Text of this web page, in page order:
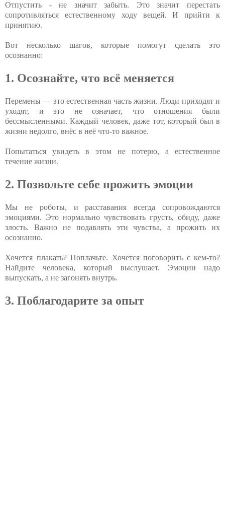
Отпустить - не значит забыть. Это значит перестать
сопротивляться естественному ходу вещей. И прийти к
принятию.
Вот несколько шагов, которые помогут сделать это
осознанно:
1. Осознайте, что всё меняется
Перемены — это естественная часть жизни. Люди приходят и
уходят, и это не означает, что отношения были
бессмысленными. Каждый человек, даже тот, который был в
жизни недолго, внёс в неё что-то важное.
Попытаться увидеть в этом не потерю, а естественное
течение жизни.
2. Позвольте себе прожить эмоции
Мы не роботы, и расставания всегда сопровождаются
эмоциями. Это нормально чувствовать грусть, обиду, даже
злость. Важно не подавлять эти чувства, а прожить их
осознанно.
Хочется плакать? Поплачьте. Хочется поговорить с кем-то?
Найдите человека, который выслушает. Эмоции надо
выпускать, а не загонять внутрь.
3. Поблагодарите за опыт